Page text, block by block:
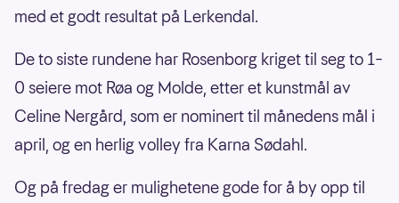
med et godt resultat på Lerkendal.
De to siste rundene har Rosenborg kriget til seg to 1–
0 seiere mot Røa og Molde, etter et kunstmål av
Celine Nergård, som er nominert til månedens mål i
april, og en herlig volley fra Karna Sødahl.
Og på fredag er mulighetene gode for å by opp til